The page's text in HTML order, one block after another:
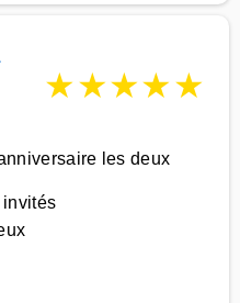
★★★★★
les deux
invités